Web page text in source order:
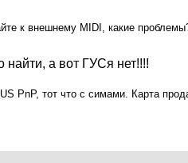
к внешнему MIDI, какие
а вот ГУСя нет!!!!
PnP, тот что с симами. Карта